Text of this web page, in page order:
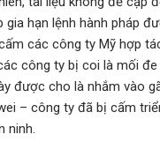
gia hạn lệnh hành pháp
các công ty Mỹ hợp
công ty bị coi là mối
được cho là nhắm vào
– công ty đã bị cấm
ninh.